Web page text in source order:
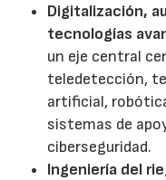
Digitalización,
tecnologías
un eje central
teledetección,
artificial,
sistemas de
ciberseguridad.
Ingeniería del